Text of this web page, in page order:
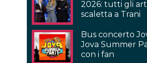
2026: tutti gli
scaletta a Trani
Bus concerto
Jova Summer
con i fan